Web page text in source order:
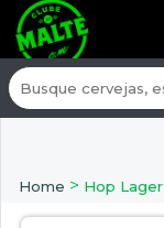
Home > Hop Lager